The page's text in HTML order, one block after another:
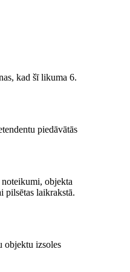
kad šī likuma 6.
piedāvātās
objekta
pilsētas laikrakstā.
objektu izsoles